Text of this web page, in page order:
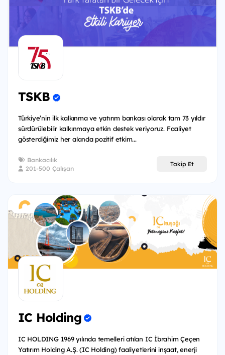
TSKB
Türkiye’nin ilk kalkınma ve yatırım bankası olarak tam 73 yıldır
sürdürülebilir kalkınmaya etkin destek veriyoruz. Faaliyet
gösterdiğimiz her alanda pozitif etkim...
Bankacılık
201-500 Çalışan
Takip Et
IC Holding
IC HOLDING 1969 yılında temelleri atılan IC İbrahim Çeçen
Yatırım Holding A.Ş. (IC Holding) faaliyetlerini inşaat, enerji